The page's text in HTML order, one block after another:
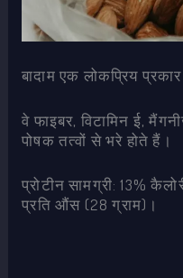
बादाम एक लोकप्रिय
वे फाइबर, विटामिन ई,
पोषक तत्वों से भरे होते हैं।
प्रोटीन सामग्री: 13%
प्रति औंस (28 ग्राम)।